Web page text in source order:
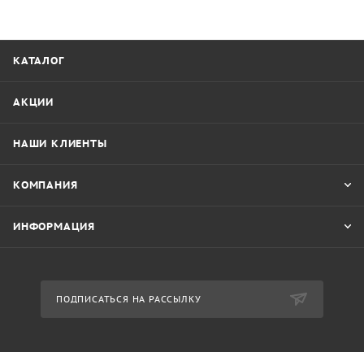
КАТАЛОГ
АКЦИИ
НАШИ КЛИЕНТЫ
КОМПАНИЯ
ИНФОРМАЦИЯ
ПОДПИСАТЬСЯ НА РАССЫЛКУ